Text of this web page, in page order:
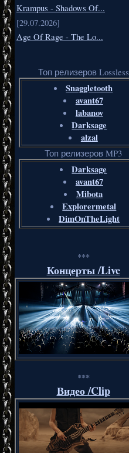
Krampus - Shadows Of...
[29.07.2026]
Age Of Rage - The Lo...
Топ релизеров Lossless
Snaggletooth
avant67
labanov
Darksage
alzal
Топ релизеров MP3
Darksage
avant67
Mibota
Explorermetal
DimOnTheLight
***
Концерты /Live
***
Видео /Clip